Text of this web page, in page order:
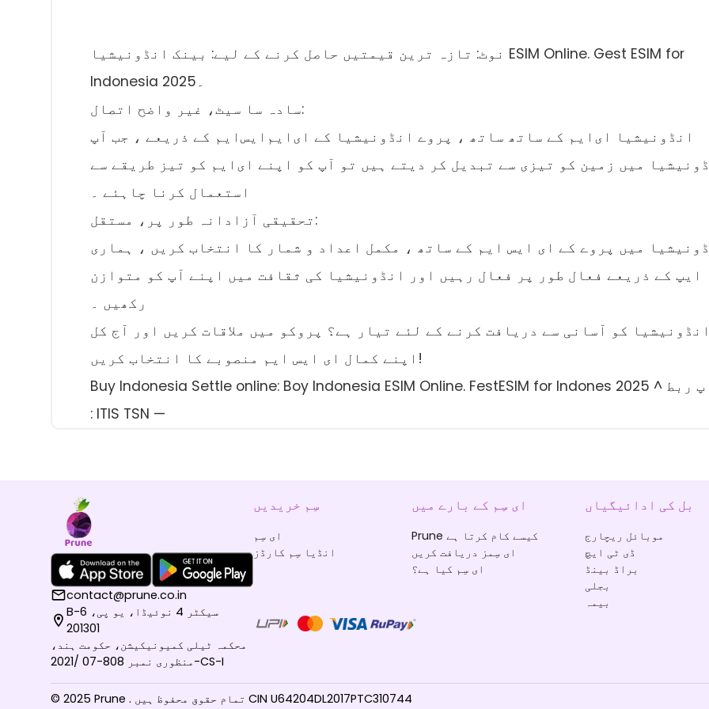
نوٹ: تازہ ترین قیمتیں حاصل کرنے کے لیے: بینک انڈونیشیا ESIM Online. Gest ESIM for
Indonesia 2025۔
سادہ سا سیٹ، غیر واضح اتصال:
انڈونیشیا ای‌ایم کے ساتھ ساتھ ، پروے انڈونیشیا کے ای‌ایم‌ایس‌ایم کے ذریعے ، جب آپ
میں زمین کو تیزی سے تبدیل کر دیتے ہیں تو آپ کو اپنے ای‌ایم کو تیز طریقے سے
استعمال کرنا چاہئے ۔
تحقیقی آزادانہ طور پر، مستقل:
میں پروے کے ای ایس ایم کے ساتھ ، مکمل اعداد و شمار کا انتخاب کریں ، ہماری
ایپ کے ذریعے فعال طور پر فعال رہیں اور انڈونیشیا کی ثقافت میں اپنے آپ کو متوازن
رکھیں ۔
انڈونیشیا کو آسانی سے دریافت کرنے کے لئے تیار ہے؟ پروکو میں ملاقات کریں اور آج کل
اپنے کمال ای ایس ایم منصوبے کا انتخاب کریں!
Buy Indonesia Settle online: Boy Indonesia ESIM Online. FestESIM for Indones 2025 ^ ا ب پ ربط
: ITIS TSN —
contact@prune.co.in
B-6 سیکٹر 4 نوئیڈا، یو پی،
201301
محکمہ ٹیلی کمیونیکیشن، حکومت ہند،
منظوری نمبر 808-07 /2021-CS-I
سِم خریدیں
ای سِم
انڈیا سِم کارڈز
ای سِم کے بارے میں
Prune کیسے کام کرتا ہے
ای سِمز دریافت کریں
ای سِم کیا ہے؟
بل کی ادائیگیاں
موبائل ریچارج
ڈی ٹی ایچ
براڈ بینڈ
بجلی
بیمہ
© 2025 Prune . تمام حقوق محفوظ ہیں CIN U64204DL2017PTC310744